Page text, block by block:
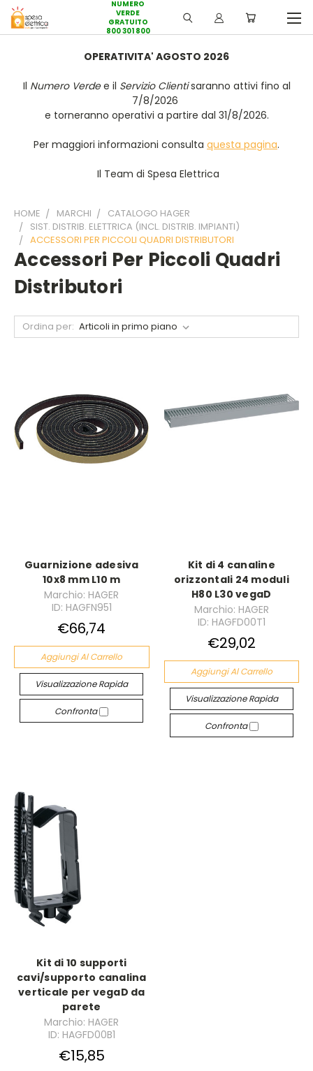
NUMERO
VERDE
GRATUITO
800 301 800
OPERATIVITA' AGOSTO 2026
Il Numero Verdee il Servizio Clientisaranno attivi fino al
7/8/2026
e torneranno operativi a partire dal 31/8/2026.
Per maggiori informazioni consulta questa pagina.
Il Team di Spesa Elettrica
HOME MARCHI
CATALOGO HAGER
SIST. DISTRIB. ELETTRICA (INCL. DISTRIB. IMPIANTI)
ACCESSORI PER PICCOLI QUADRI DISTRIBUTORI
Accessori Per Piccoli Quadri
Distributori
Ordina per:
Guarnizione adesiva
10x8 mm L10 m
Marchio: HAGER
ID: HAGFN951
€66,74
Aggiungi Al Carrello
Visualizzazione Rapida
Confronta
Kit di 4 canaline
orizzontali 24 moduli
H80 L30 vegaD
Marchio: HAGER
ID: HAGFD00T1
€29,02
Aggiungi Al Carrello
Visualizzazione Rapida
Confronta
Kit di 10 supporti
cavi/supporto canalina
verticale per vegaD da
parete
Marchio: HAGER
ID: HAGFD00B1
€15,85